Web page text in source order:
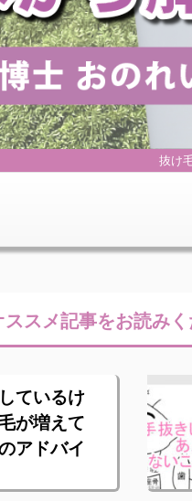
抜け
ススメ記事をお読み
ているけ
が増えて
アドバイ